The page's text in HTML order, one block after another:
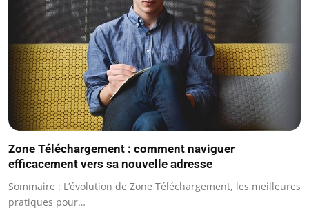
Zone Téléchargement : comment naviguer
efficacement vers sa nouvelle adresse
Sommaire : L’évolution de Zone Téléchargement, les meilleures
pratiques pour…